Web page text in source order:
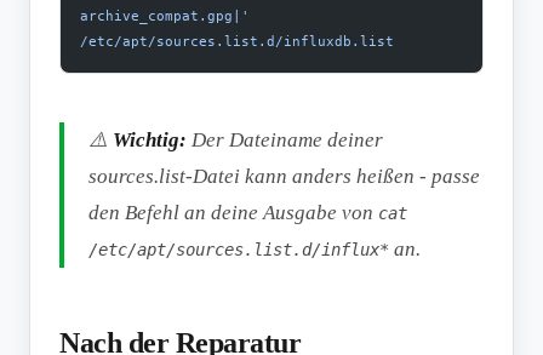
archive_compat.gpg|'
/etc/apt/sources.list.d/influxdb.list
⚠️ Wichtig: Der Dateiname deiner
sources.list-Datei kann anders heißen - passe
den Befehl an deine Ausgabe von cat
/etc/apt/sources.list.d/influx* an.
Nach der Reparatur